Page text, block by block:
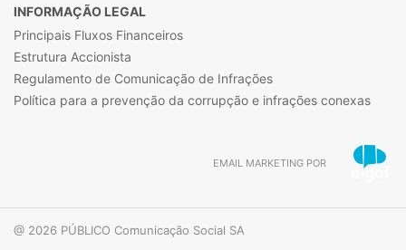
INFORMAÇÃO LEGAL
Principais Fluxos Financeiros
Estrutura Accionista
Regulamento de Comunicação de Infrações
Política para a prevenção da corrupção e infrações conexas
EMAIL MARKETING POR
@ 2026 PÚBLICO Comunicação Social SA